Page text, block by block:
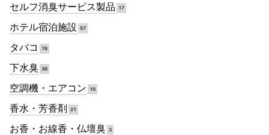
セルフ消臭サービス製品 17
ホテル宿泊施設 57
タバコ 76
下水臭 36
空調機・エアコン 10
香水・芳香剤 21
お香・お線香・仏壇臭 3